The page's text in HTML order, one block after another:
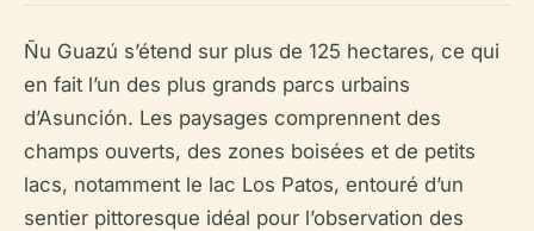
Ñu Guazú s’étend sur plus de 125 hectares, ce qui
en fait l’un des plus grands parcs urbains
d’Asunción. Les paysages comprennent des
champs ouverts, des zones boisées et de petits
lacs, notamment le lac Los Patos, entouré d’un
sentier pittoresque idéal pour l’observation des